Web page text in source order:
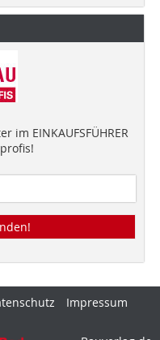
im EINKAUFSFÜHRER
Impressum